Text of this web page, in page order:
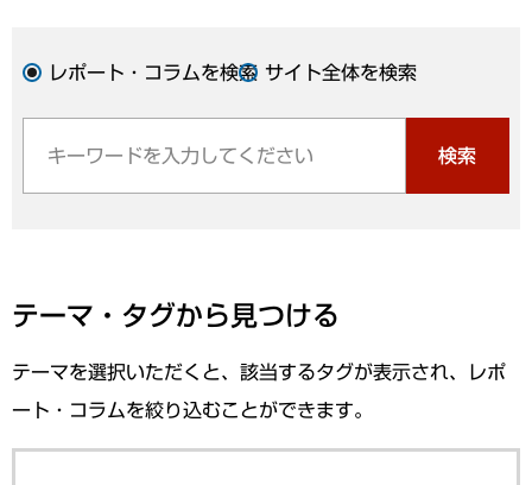
レポート・コラムを検索 サイト全体を検索
検索
テーマ・タグから見つける
テーマを選択いただくと、該当するタグが表示され、レポ
ート・コラムを絞り込むことができます。